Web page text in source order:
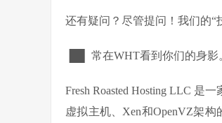
还有疑问？尽管提问！我们的“
▐█▌ 常在WHT看到你们的身影
Fresh Roasted Hosting LLC 是
虚拟主机、Xen和OpenVZ架